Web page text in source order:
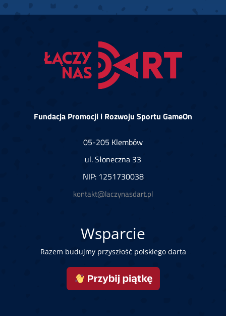
Fundacja Promocji i Rozwoju Sportu GameOn
05-205 Klembów
ul. Słoneczna 33
NIP: 1251730038
kontakt@laczynasdart.pl
Wsparcie
Razem budujmy przyszłość polskiego darta